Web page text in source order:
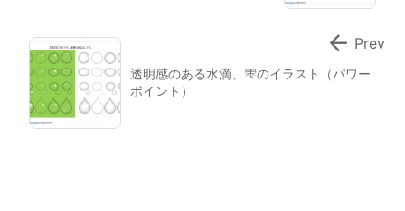
透明感のある水滴、雫のイラスト（パワー
ポイント）
 Prev